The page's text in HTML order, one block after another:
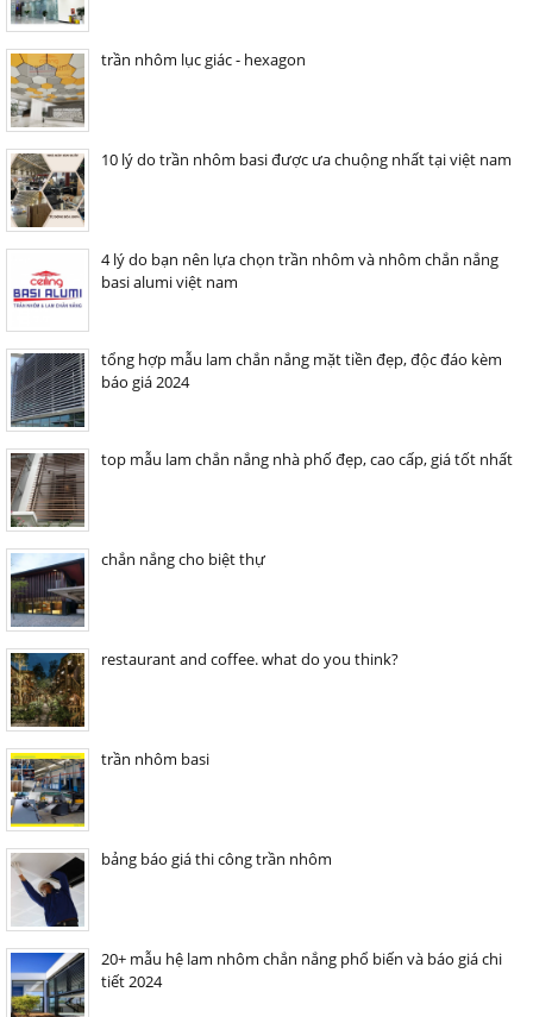
trần nhôm lục giác - hexagon
10 lý do trần nhôm basi được ưa chuộng nhất tại việt nam
4 lý do bạn nên lựa chọn trần nhôm và nhôm chắn nắng
basi alumi việt nam
tổng hợp mẫu lam chắn nắng mặt tiền đẹp, độc đáo kèm
báo giá 2024
top mẫu lam chắn nắng nhà phố đẹp, cao cấp, giá tốt nhất
chắn nắng cho biệt thự
restaurant and coffee. what do you think?
trần nhôm basi
bảng báo giá thi công trần nhôm
20+ mẫu hệ lam nhôm chắn nắng phổ biến và báo giá chi
tiết 2024